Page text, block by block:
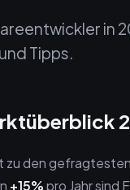
in
Tipps.
zu den
+15%pro Jahr sind